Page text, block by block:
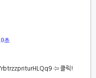
초
⇦ 클릭!